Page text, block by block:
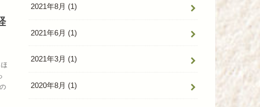
2021年8月 (1)
2021年6月 (1)
2021年3月 (1)
2020年8月 (1)